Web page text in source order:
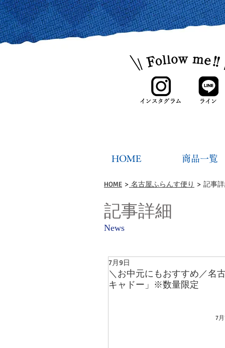
HOME 商品一覧
HOME > 名古屋ふらんす便り > 記事
記事詳細
News
＼お中元にもおすすめ／名
キャドー」※数量限定
7月9日
7